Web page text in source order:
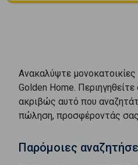
Ανακαλύψτε μονοκατοικίες
Golden Home. Περιηγηθείτε
ακριβώς αυτό που
πώληση, προσφέροντάς σας
Παρόμοιες